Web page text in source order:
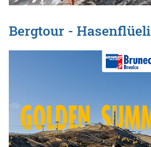
Bergtour - Hasenflüeli